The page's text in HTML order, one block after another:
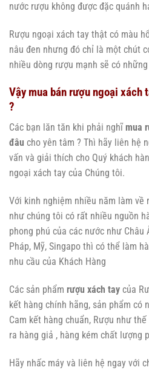
nước rượu không được đặc quánh
Rượu ngoại xách tay thật có màu
nâu đen nhưng đó chỉ là một chút
nhiều dòng rượu mạnh sẽ có
Vậy mua bán rượu ngoại xách
?
Các bạn lăn tăn khi phải nghĩ mua
đâu cho yên tâm ? Thì hãy liên hệ
vấn và giải thích cho Quý khách
ngoại xách tay của Chúng tôi.
Với kinh nghiệm nhiều năm làm về
như chúng tôi có rất nhiều nguồn
phong phú của các nước như Châu
Pháp, Mỹ, Singapo thì có thể làm
nhu cầu của Khách Hàng
Các sản phẩm rượu xách tay của
kết hàng chính hãng, sản phẩm có
Cam kết hàng chuẩn, Rượu như
ra hàng giả , hàng kém chất lượng
Hãy nhấc máy và liên hệ ngay với